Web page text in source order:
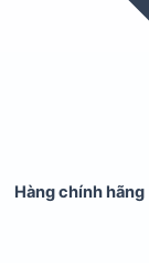
Hàng chính hãng